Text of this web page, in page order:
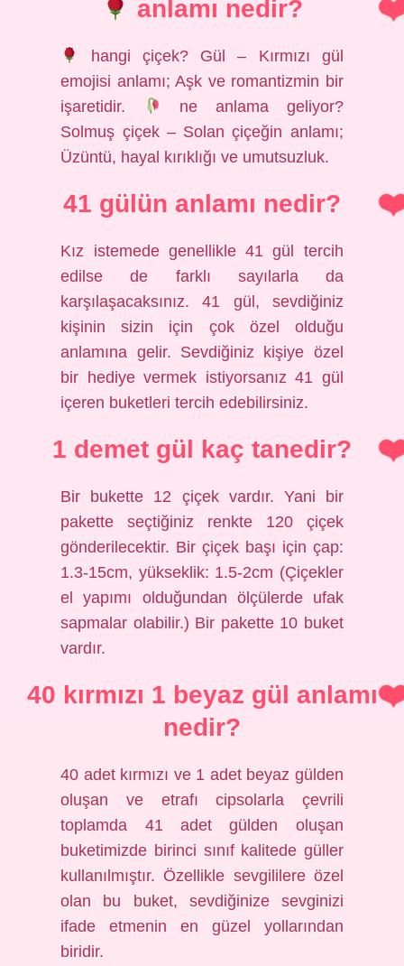
anlamı nedir?
hangi çiçek? Gül – Kırmızı gül
emojisi anlamı; Aşk ve romantizmin bir
işaretidir.
ne anlama geliyor?
Solmuş çiçek – Solan çiçeğin anlamı;
Üzüntü, hayal kırıklığı ve umutsuzluk.
41 gülün anlamı nedir?
Kız istemede genellikle 41 gül tercih
edilse de farklı sayılarla da
karşılaşacaksınız. 41 gül, sevdiğiniz
kişinin sizin için çok özel olduğu
anlamına gelir. Sevdiğiniz kişiye özel
bir hediye vermek istiyorsanız 41 gül
içeren buketleri tercih edebilirsiniz.
1 demet gül kaç tanedir?
Bir bukette 12 çiçek vardır. Yani bir
pakette seçtiğiniz renkte 120 çiçek
gönderilecektir. Bir çiçek başı için çap:
1.3-15cm, yükseklik: 1.5-2cm (Çiçekler
el yapımı olduğundan ölçülerde ufak
sapmalar olabilir.) Bir pakette 10 buket
vardır.
40 kırmızı 1 beyaz gül anlamı
nedir?
40 adet kırmızı ve 1 adet beyaz gülden
oluşan ve etrafı cipsolarla çevrili
toplamda 41 adet gülden oluşan
buketimizde birinci sınıf kalitede güller
kullanılmıştır. Özellikle sevgililere özel
olan bu buket, sevdiğinize sevginizi
ifade etmenin en güzel yollarından
biridir.